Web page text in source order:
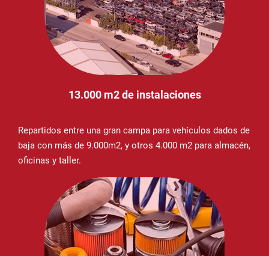
13.000 m2 de instalaciones
Repartidos entre una gran campa para vehículos dados de
baja con más de 9.000m2, y otros 4.000 m2 para almacén,
oficinas y taller.